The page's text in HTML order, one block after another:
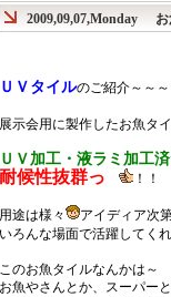
2009,09,07,Monday
ＵＶタイルのご紹介～～～
展示会用に製作したお魚タ
ＵＶ加工・液ラミ加工済
耐候性抜群っ ！！
用途は様々
アイディア次
いろんな場面で活躍してく
このお魚タイルなんかは～
お魚やさんとか、スーパー